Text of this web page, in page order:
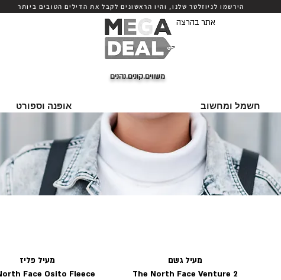
הירשמו לניוזלטר שלנו, והיו הראשונים לקבל את הדילים הטובים ביותר
אתר בהרצה
משווים.קונים.נהנים
חשמל ומחשוב אופנה וספורט
מעיל פליז
Face Osito Fleece
מעיל גשם
The North Face Venture 2